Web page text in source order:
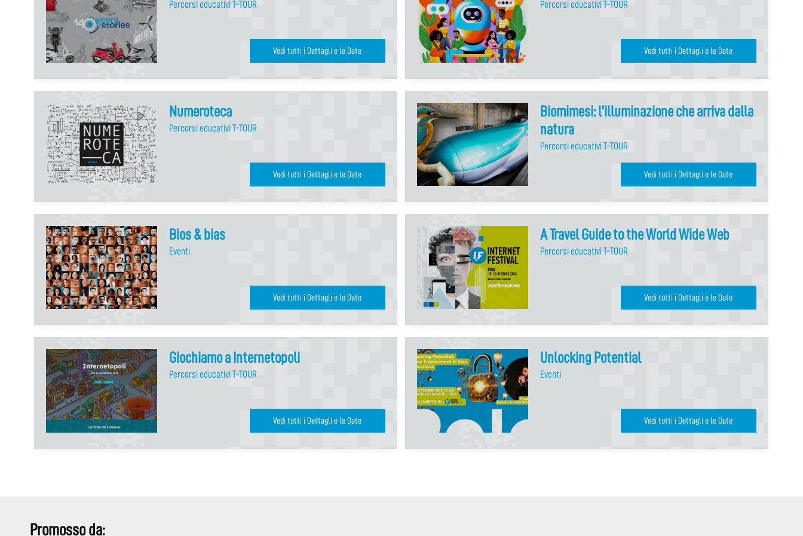
Percorsi educativi T-TOUR
Vedi tutti i Dettagli e le Date
Percorsi educativi T-TOUR
Vedi tutti i Dettagli e le Date
Numeroteca
Percorsi educativi T-TOUR
Vedi tutti i Dettagli e le Date
Biomimesi: l’illuminazione che arriva dalla
natura
Percorsi educativi T-TOUR
Vedi tutti i Dettagli e le Date
Bios & bias
Eventi
Vedi tutti i Dettagli e le Date
A Travel Guide to the World Wide Web
Percorsi educativi T-TOUR
Vedi tutti i Dettagli e le Date
Giochiamo a Internetopoli
Percorsi educativi T-TOUR
Vedi tutti i Dettagli e le Date
Unlocking Potential
Eventi
Vedi tutti i Dettagli e le Date
Promosso da: